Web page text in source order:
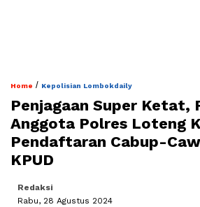
Home / Kepolisian Lombokdaily
Penjagaan Super Ketat,
Anggota Polres Loteng
Pendaftaran Cabup-
KPUD
Redaksi
Rabu, 28 Agustus 2024